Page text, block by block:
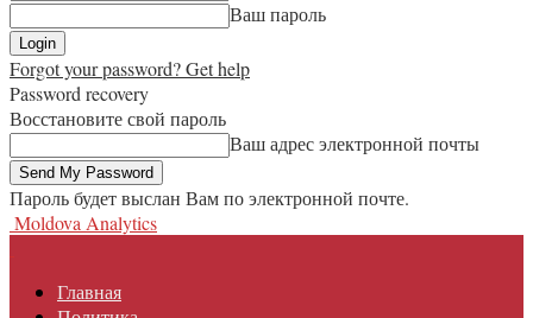
Ваш пароль
Forgot your password? Get help
Password recovery
Восстановите свой пароль
Ваш адрес электронной почты
Пароль будет выслан Вам по электронной почте.
Moldova Analytics
Главная